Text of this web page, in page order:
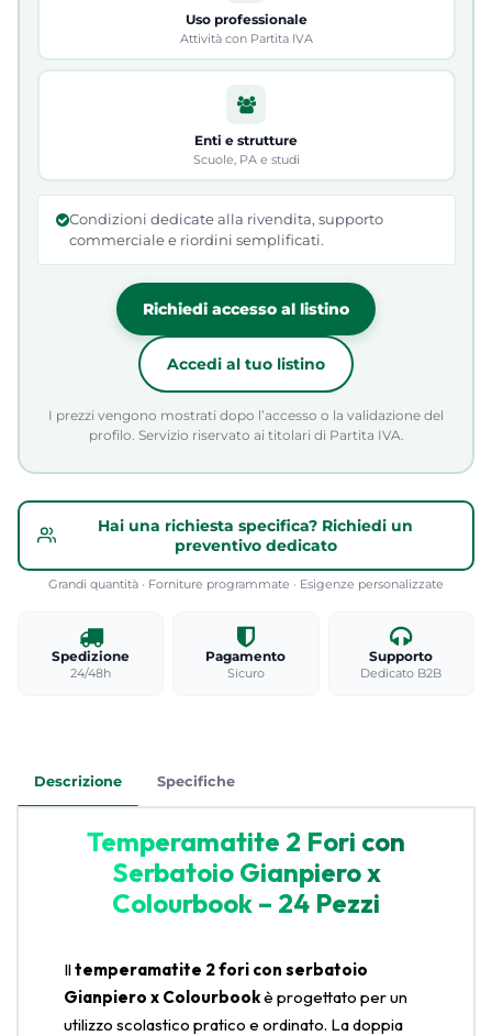
Uso professionale
Attività con Partita IVA
Enti e strutture
Scuole, PA e studi
Condizioni dedicate alla rivendita, supporto
commerciale e riordini semplificati.
Richiedi accesso al listino
Accedi al tuo listino
I prezzi vengono mostrati dopo l’accesso o la validazione del
profilo. Servizio riservato ai titolari di Partita IVA.
Hai una richiesta specifica? Richiedi un
preventivo dedicato
Grandi quantità · Forniture programmate · Esigenze personalizzate
Spedizione
24/48h
Pagamento
Sicuro
Supporto
Dedicato B2B
Descrizione Specifiche
Temperamatite 2 Fori con
Serbatoio Gianpiero x
Colourbook – 24 Pezzi
Iltemperamatite 2 fori con serbatoio
Gianpiero x Colourbookè progettato per un
utilizzo scolastico pratico e ordinato. La doppia